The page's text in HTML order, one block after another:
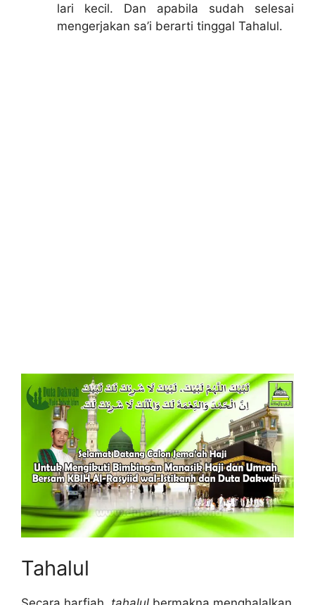
lari kecil. Dan apabila sudah selesai
mengerjakan sa’i berarti tinggal Tahalul.
Tahalul